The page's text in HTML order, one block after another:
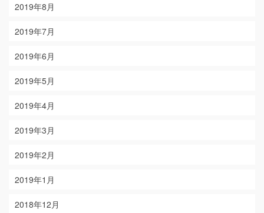
2019年8月
2019年7月
2019年6月
2019年5月
2019年4月
2019年3月
2019年2月
2019年1月
2018年12月